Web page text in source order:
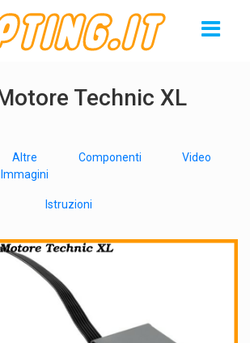
Technic XL
Altre
Immagini
Componenti Video
Istruzioni